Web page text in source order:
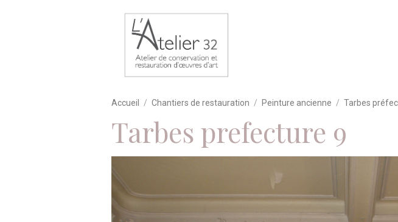
Accueil Chantiers de restauration Peinture ancienne Tarbes
Tarbes prefecture 9